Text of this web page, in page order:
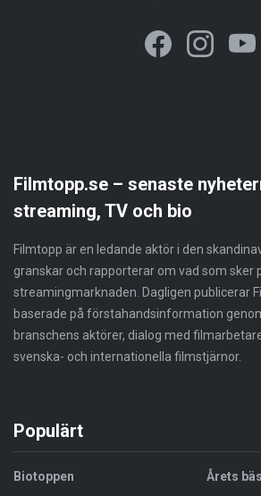
Filmtopp.se – senaste
streaming, TV och bio
Filmtopp är en ledande aktör i den
granskar och rapporterar om vad som sker
streamingmarknaden. Dagligen publicerar
baserade på förstahandsinformation
branschens aktörer, dialog med
svenska- och internationella filmstjärnor.
Populärt
Biotoppen Årets